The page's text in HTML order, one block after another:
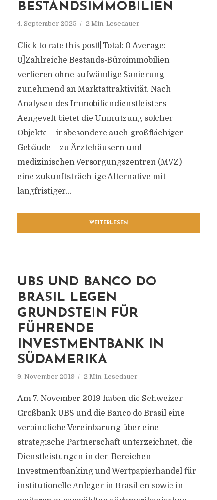
BESTANDSIMMOBILIEN
4. September 2025 2 Min. Lesedauer
Click to rate this post![Total: 0 Average:
0]Zahlreiche Bestands-Büroimmobilien
verlieren ohne aufwändige Sanierung
zunehmend an Marktattraktivität. Nach
Analysen des Immobiliendienstleisters
Aengevelt bietet die Umnutzung solcher
Objekte – insbesondere auch großflächiger
Gebäude – zu Ärztehäusern und
medizinischen Versorgungszentren (MVZ)
eine zukunftsträchtige Alternative mit
langfristiger...
WEITERLESEN
UBS UND BANCO DO
BRASIL LEGEN
GRUNDSTEIN FÜR
FÜHRENDE
INVESTMENTBANK IN
SÜDAMERIKA
9. November 2019 2 Min. Lesedauer
Am 7. November 2019 haben die Schweizer
Großbank UBS und die Banco do Brasil eine
verbindliche Vereinbarung über eine
strategische Partnerschaft unterzeichnet, die
Dienstleistungen in den Bereichen
Investmentbanking und Wertpapierhandel für
institutionelle Anleger in Brasilien sowie in